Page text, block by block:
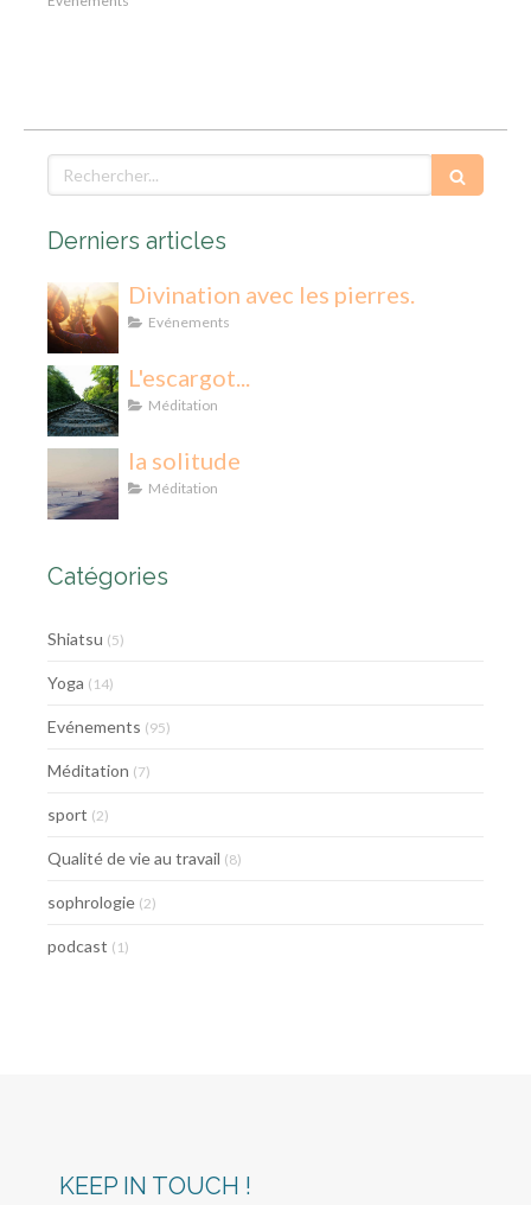
Derniers articles
Divination avec les pierres.
Evénements
L'escargot...
Méditation
la solitude
Méditation
Catégories
Shiatsu (5)
Yoga (14)
Evénements (95)
Méditation (7)
sport (2)
Qualité de vie au travail (8)
sophrologie (2)
podcast (1)
KEEP IN TOUCH !